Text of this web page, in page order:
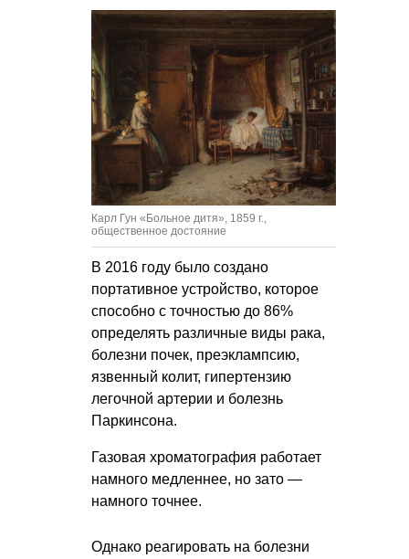
Карл Гун «Больное дитя», 1859 г.,
общественное достояние
В 2016 году было создано
портативное устройство, которое
способно с точностью до 86%
определять различные виды рака,
болезни почек, преэклампсию,
язвенный колит, гипертензию
легочной артерии и болезнь
Паркинсона.
Газовая хроматография работает
намного медленнее, но зато —
намного точнее.
Однако реагировать на болезни